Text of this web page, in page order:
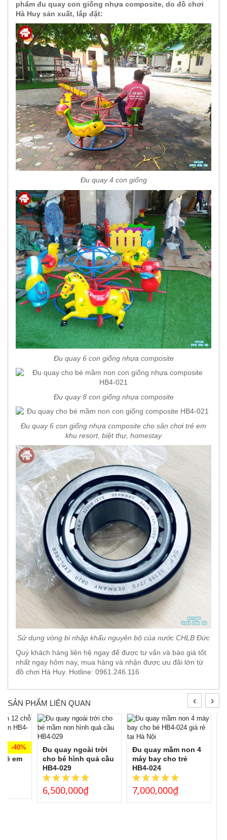
phẩm đu quay con giống nhựa composite, do đồ chơi
Hà Huy sản xuất, lắp đặt:
Đu quay 4 con giống
Đu quay 6 con giống nhựa composite
Đu quay 8 con giống nhựa composite
Đu quay 6 con giống nhựa composite cho sân chơi trẻ em
khu resort, biệt thự, homestay
Sử dụng vòng bi nhập khẩu nguyên bộ của nước CHLB Đức
Quý khách hàng liên hệ ngay để được tư vấn và báo giá tốt
nhất ngay hôm nay, mua hàng và nhận được ưu đãi lớn từ
đồ chơi Hà Huy. Hotline: 0961.246.116
SẢN PHẨM LIÊN QUAN
-40%
12
em
Đu quay ngoài trời
cho bé hình quả cầu
HB4-029
6,500,000₫
Đu quay mầm non 4
máy bay cho trẻ
HB4-024
7,000,000₫
‹ ›